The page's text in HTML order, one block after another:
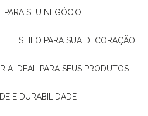
PARA SEU NEGÓCIO
E ESTILO PARA SUA DECORAÇÃO
A IDEAL PARA SEUS PRODUTOS
E DURABILIDADE